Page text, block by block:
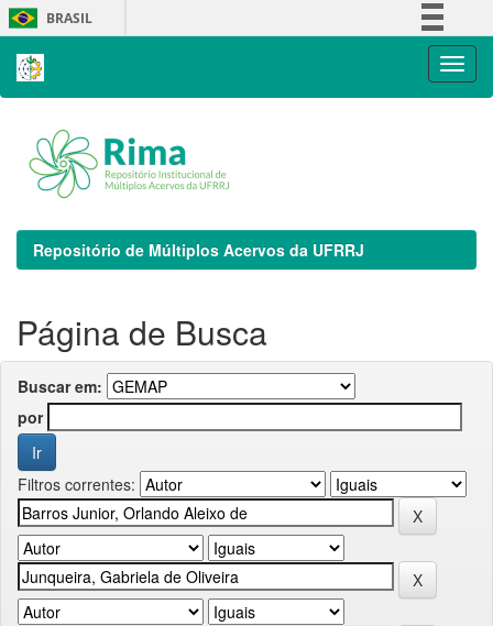
Skip
navigation
BRASIL
Repositório de Múltiplos Acervos da UFRRJ
Página de Busca
Buscar em:
por
Filtros correntes: